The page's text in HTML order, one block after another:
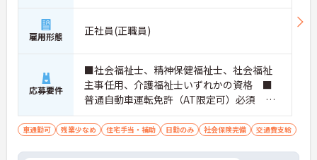
雇用形態 正社員(正職員)
応募要件
■社会福祉士、精神保健福祉士、社会福祉
主事任用、介護福祉士いずれかの資格 ■
普通自動車運転免許（AT限定可）必須 ■
介護福祉士資格の場合は10年以上の経験あ
れば可 ■相談業務経験あれば尚可、未経
車通勤可 残業少なめ 住宅手当・補助 日勤のみ 社会保険完備 交通費支給